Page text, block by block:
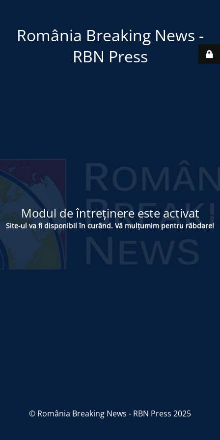
România Breaking News -
RBN Press
Modul de întreținere este activat
Site-ul va fi disponibil în curând. Vă mulțumim pentru răbdare!
© România Breaking News - RBN Press 2025